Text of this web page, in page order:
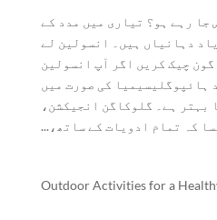
جا رہے ہو؟ تیاری میں مدد کے
دہانیاں ہیں۔ انسولین لے
چیک کریں اگر آپ انسولین
ہائپوگلیسیمیا کی صورت میں
بہتر ہے۔ گلوکاگن انجیکشن،
کہ تمام ادویات کے ساتھ،...